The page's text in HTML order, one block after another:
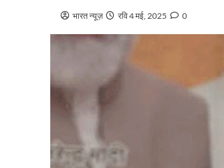
भारत न्यूज़ रवि 4 मई, 2025 0